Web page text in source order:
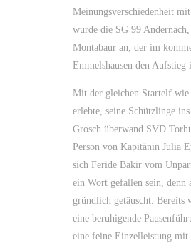
Meinungsverschiedenheit
wurde die SG 99
Montabaur an, der im
Emmelshausen den
Mit der gleichen Startelf wie
erlebte, seine Schützlinge
Grosch überwand SVD
Person von Kapitänin Julia
sich Feride Bakir vom
ein Wort gefallen sein, denn
gründlich getäuscht. Bereits
eine beruhigende
eine feine Einzelleistung mit